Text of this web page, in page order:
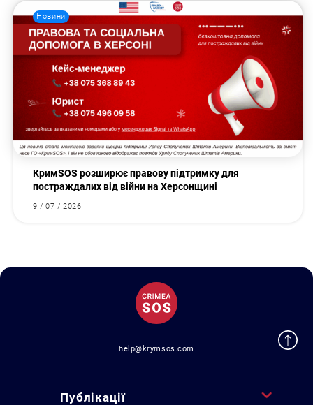
Новини
КримSOS розширює правову підтримку для
постраждалих від війни на Херсонщині
9 / 07 / 2026
help@krymsos.com
Публікації